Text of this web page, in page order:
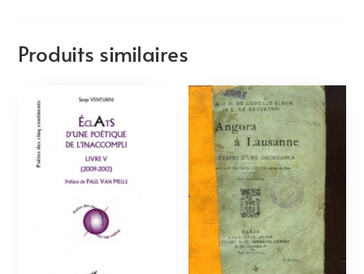
Produits similaires